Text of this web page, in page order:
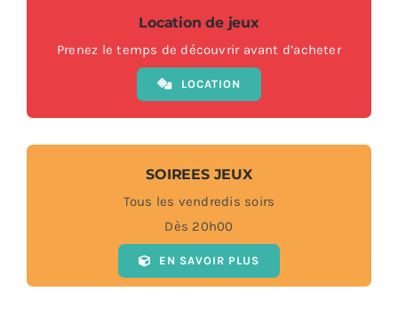
Location de jeux
Prenez le temps de découvrir avant d’acheter
LOCATION
SOIREES JEUX
Tous les vendredis soirs
Dès 20h00
EN SAVOIR PLUS